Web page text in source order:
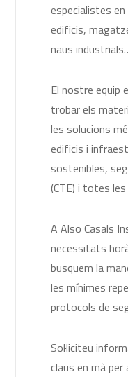
especialistes
edificis,
naus
El nostre equip
trobar els
les solucions
edificis i
sostenibles,
(CTE) i totes
A Also Casals
necessitats
busquem la
les mínimes
protocols de
Sol·liciteu
claus en mà